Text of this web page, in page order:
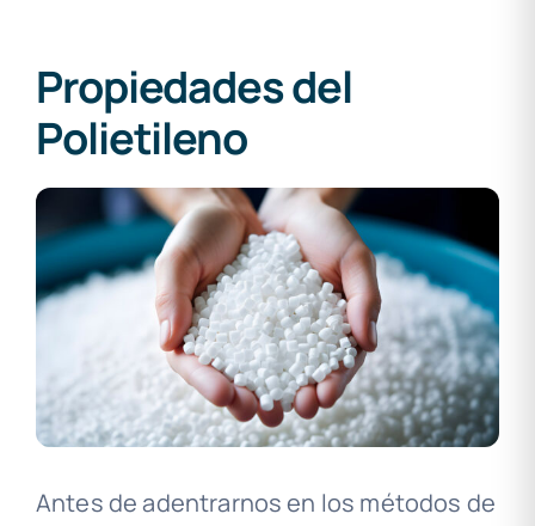
Propiedades del
Polietileno
Antes de adentrarnos en los métodos de